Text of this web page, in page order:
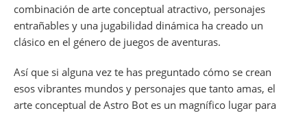
combinación de arte conceptual atractivo, personajes
entrañables y una jugabilidad dinámica ha creado un
clásico en el género de juegos de aventuras.
Así que si alguna vez te has preguntado cómo se crean
esos vibrantes mundos y personajes que tanto amas, el
arte conceptual de Astro Bot es un magnífico lugar para